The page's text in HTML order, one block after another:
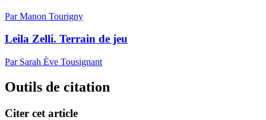
Par Manon Tourigny
Leila Zelli. Terrain de jeu
Par Sarah Ève Tousignant
Outils de citation
Citer cet article